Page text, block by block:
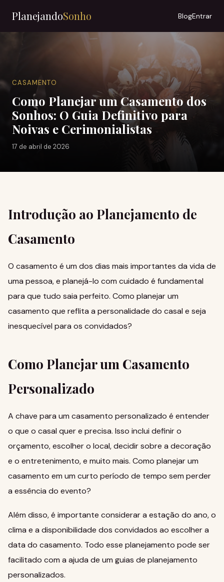
PlanejandoSonho BlogEntrar
CASAMENTO
Como Planejar um Casamento dos
Sonhos: O Guia Definitivo para
Noivas e Cerimonialistas
17 de abril de 2026
Introdução ao Planejamento de
Casamento
O casamento é um dos dias mais importantes da vida de
uma pessoa, e planejá-lo com cuidado é fundamental
para que tudo saia perfeito. Como planejar um
casamento que reflita a personalidade do casal e seja
inesquecível para os convidados?
Como Planejar um Casamento
Personalizado
A chave para um casamento personalizado é entender
o que o casal quer e precisa. Isso inclui definir o
orçamento, escolher o local, decidir sobre a decoração
e o entretenimento, e muito mais. Como planejar um
casamento em um curto período de tempo sem perder
a essência do evento?
Além disso, é importante considerar a estação do ano, o
clima e a disponibilidade dos convidados ao escolher a
data do casamento. Todo esse planejamento pode ser
facilitado com a ajuda de um guias de planejamento
personalizados.